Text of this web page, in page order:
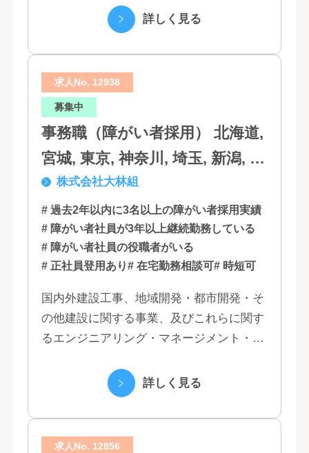
（5）営業代行業務 （6...詳しく見る
求人No. 12938
募集中
事務職（障がい者採用） 北海道,
宮城, 東京, 神奈川, 埼玉, 新潟, 愛
知, 大阪, 京都, 兵庫, 広島, 香川,
福岡
株式会社大林組
# 過去2年以内に3名以上の障がい者採用実績
# 障がい者社員が3年以上継続勤務している
# 障がい者社員の役職者がいる
# 正社員登用あり# 在宅勤務相談可# 時短可
国内外建設工事、地域開発・都市開発・そ
の他建設に関する事業、及びこれらに関す
るエンジニアリング・マネージメント・コ
詳しく見る
求人No. 12856